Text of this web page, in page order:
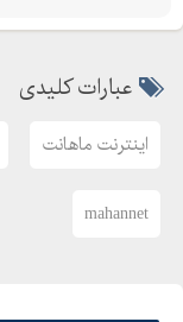
عبارات کلیدی
اینترنت ماهانت
mahannet